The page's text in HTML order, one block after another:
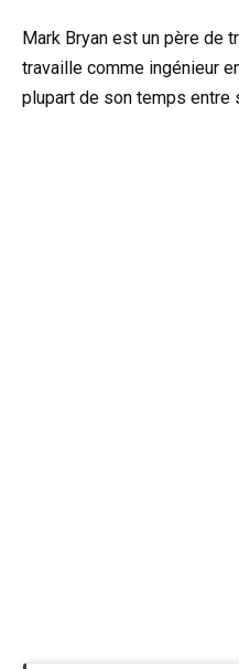
Mark Bryan est un père de
travaille comme ingénieur
plupart de son temps entre